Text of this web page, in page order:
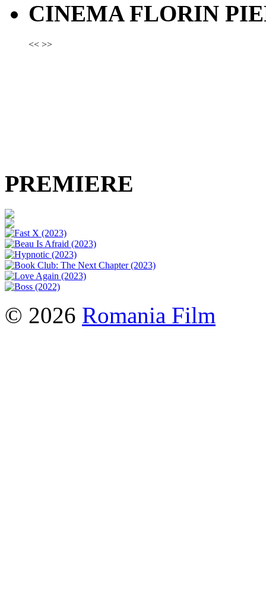
CINEMA FLORIN
<< >>
PREMIERE
© 2026 Romania Film